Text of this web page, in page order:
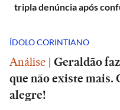
tripla denúncia após
ÍDOLO CORINTIANO
Análise | Geraldão
que não existe
alegre!